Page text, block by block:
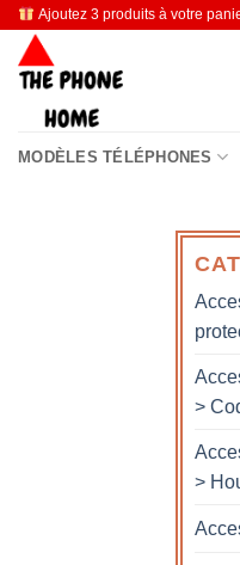
Passer
contenu
Ajoutez 3 produits à votre
MODÈLES TÉLÉPHONES
>
>